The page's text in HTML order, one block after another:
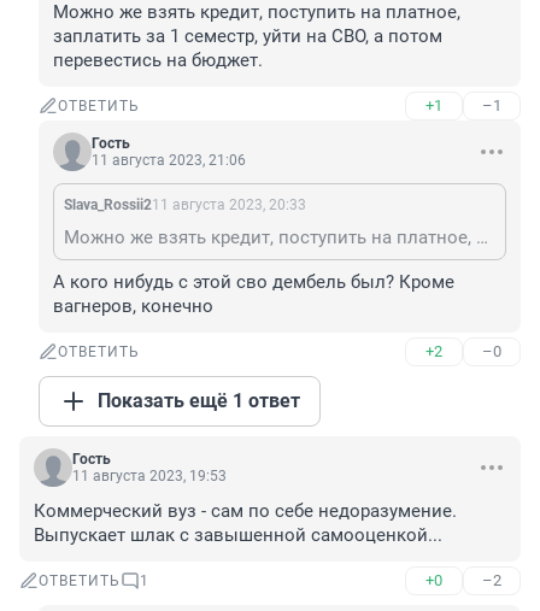
Можно же взять кредит, поступить на платное,
заплатить за 1 семестр, уйти на СВО, а потом
перевестись на бюджет.
ОТВЕТИТЬ +1 –1
Гость
11 августа 2023, 21:06
Slava_Rossii211 августа 2023, 20:33
Можно же взять кредит, поступить на платное, заплатить за 1 семестр, уйти на СВО, а потом перевестись на бюджет.
А кого нибудь с этой сво дембель был? Кроме
вагнеров, конечно
ОТВЕТИТЬ +2 –0
Показать ещё 1 ответ
Гость
11 августа 2023, 19:53
Коммерческий вуз - сам по себе недоразумение.
Выпускает шлак с завышенной самооценкой...
ОТВЕТИТЬ 1 +0 –2